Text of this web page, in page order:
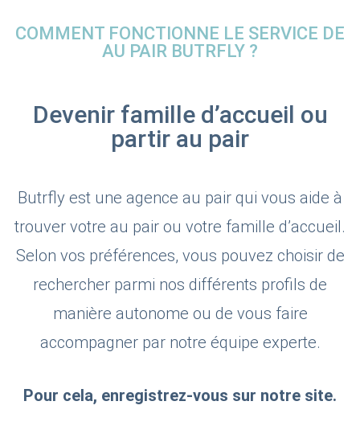
COMMENT FONCTIONNE LE SERVICE DE
AU PAIR BUTRFLY ?
Devenir famille d’accueil ou
partir au pair
Butrfly est une agence au pair qui vous aide à
trouver votre au pair ou votre famille d’accueil.
Selon vos préférences, vous pouvez choisir de
rechercher parmi nos différents profils de
manière autonome ou de vous faire
accompagner par notre équipe experte.
Pour cela, enregistrez-vous sur notre site.